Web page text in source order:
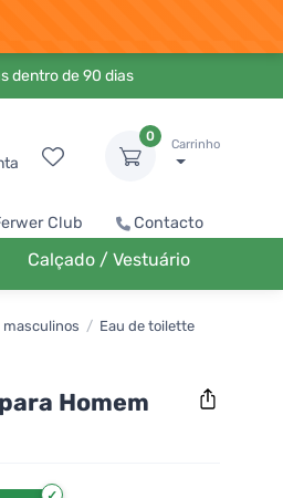
dentro de 90 dias
0
Carrinho
Club Contacto
Calçado / Vestuário
/ Eau de toilette
Homem